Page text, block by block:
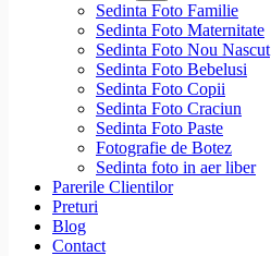
Sedinta Foto Familie
Sedinta Foto Maternitate
Sedinta Foto Nou Nascut
Sedinta Foto Bebelusi
Sedinta Foto Copii
Sedinta Foto Craciun
Sedinta Foto Paste
Fotografie de Botez
Sedinta foto in aer liber
Parerile Clientilor
Preturi
Blog
Contact